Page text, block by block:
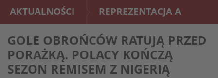
AKTUALNOŚCI REPREZENTACJA A
GOLE OBROŃCÓW RATUJĄ PRZED
PORAŻKĄ. POLACY KOŃCZĄ
SEZON REMISEM Z NIGERIĄ